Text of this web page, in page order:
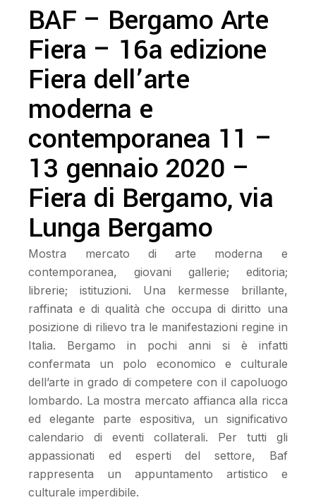
BAF – Bergamo Arte
Fiera – 16a edizione
Fiera dell’arte
moderna e
contemporanea 11 –
13 gennaio 2020 –
Fiera di Bergamo, via
Lunga Bergamo
Mostra mercato di arte moderna e
contemporanea, giovani gallerie; editoria;
librerie; istituzioni. Una kermesse brillante,
raffinata e di qualità che occupa di diritto una
posizione di rilievo tra le manifestazioni regine in
Italia. Bergamo in pochi anni si è infatti
confermata un polo economico e culturale
dell’arte in grado di competere con il capoluogo
lombardo. La mostra mercato affianca alla ricca
ed elegante parte espositiva, un significativo
calendario di eventi collaterali. Per tutti gli
appassionati ed esperti del settore, Baf
rappresenta un appuntamento artistico e
culturale imperdibile.